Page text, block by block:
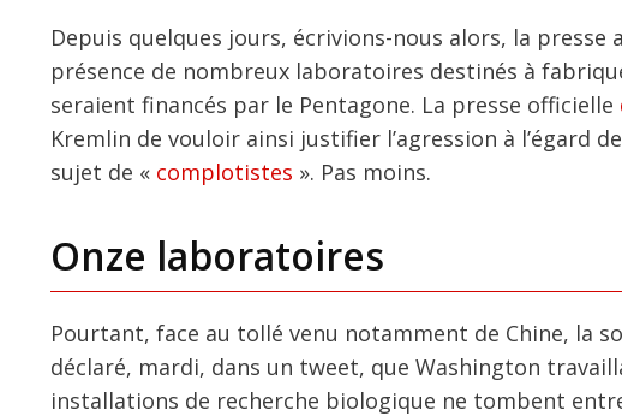
Depuis quelques jours, écrivions-nous alors, la
présence de nombreux laboratoires destinés à
seraient financés par le Pentagone. La presse officielle
Kremlin de vouloir ainsi justifier l’agression à l’égard
sujet de « complotistes ». Pas moins.
Onze laboratoires
Pourtant, face au tollé venu notamment de Chine, la
déclaré, mardi, dans un tweet, que Washington
installations de recherche biologique ne tombent